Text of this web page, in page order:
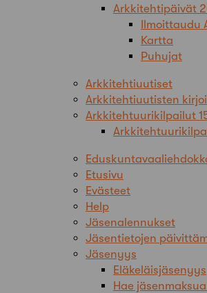
Arkkitehtipäivät
Ilmoittaudu
Kartta
Puhujat
Arkkitehtiuutiset
Arkkitehtiuutisten
Arkkitehtuurikilpailut
Etusivu
Evästeet
Help
Jäsenalennukset
Jäsentietojen
Jäsenyys
Eläkeläisjäsenyys
Hae